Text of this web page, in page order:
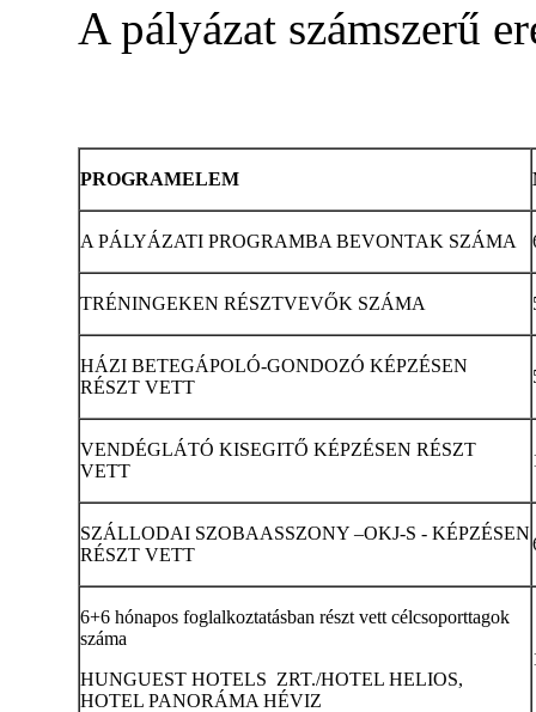
A pályázat számszerű
PROGRAMELEM
A PÁLYÁZATI PROGRAMBA BEVONTAK SZÁMA
TRÉNINGEKEN RÉSZTVEVŐK SZÁMA
HÁZI BETEGÁPOLÓ-GONDOZÓ KÉPZÉSEN
RÉSZT VETT
VENDÉGLÁTÓ KISEGITŐ KÉPZÉSEN RÉSZT
VETT
SZÁLLODAI SZOBAASSZONY –OKJ-S - KÉPZÉSEN
RÉSZT VETT
6+6 hónapos foglalkoztatásban részt vett célcsoporttagok
száma
HUNGUEST HOTELS ZRT./HOTEL HELIOS,
HOTEL PANORÁMA HÉVIZ